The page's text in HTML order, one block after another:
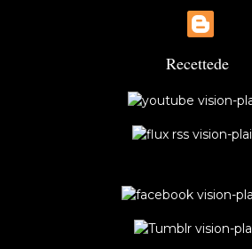
Recettede